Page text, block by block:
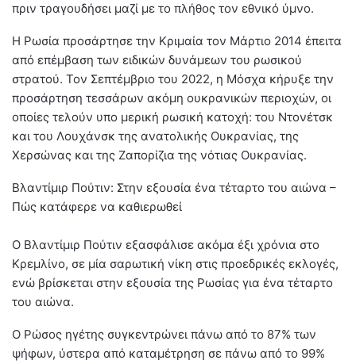
πριν τραγουδήσει μαζί με το πλήθος τον εθνικό ύμνο.
Η Ρωσία προσάρτησε την Κριμαία τον Μάρτιο 2014 έπειτα
από επέμβαση των ειδικών δυνάμεων του ρωσικού
στρατού. Τον Σεπτέμβριο του 2022, η Μόσχα κήρυξε την
προσάρτηση τεσσάρων ακόμη ουκρανικών περιοχών, οι
οποίες τελούν υπο μερική ρωσική κατοχή: του Ντονέτσκ
και του Λουχάνσκ της ανατολικής Ουκρανίας, της
Χερσώνας και της Ζαπορίζια της νότιας Ουκρανίας.
Βλαντίμιρ Πούτιν: Στην εξουσία ένα τέταρτο του αιώνα –
Πώς κατάφερε να καθιερωθεί
Ο Βλαντίμιρ Πούτιν εξασφάλισε ακόμα έξι χρόνια στο
Κρεμλίνο, σε μία σαρωτική νίκη στις προεδρικές εκλογές,
ενώ βρίσκεται στην εξουσία της Ρωσίας για ένα τέταρτο
του αιώνα.
Ο Ρώσος ηγέτης συγκεντρώνει πάνω από το 87% των
ψήφων, ύστερα από καταμέτρηση σε πάνω από το 99%